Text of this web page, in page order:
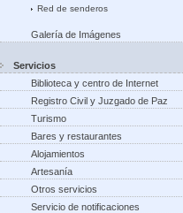
Red de senderos
Galería de Imágenes
Servicios
Biblioteca y centro de Internet
Registro Civil y Juzgado de Paz
Turismo
Bares y restaurantes
Alojamientos
Artesanía
Otros servicios
Servicio de notificaciones